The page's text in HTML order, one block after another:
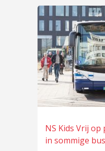
NS Kids Vrij
in sommige